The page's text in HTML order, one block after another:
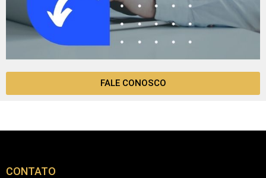
FALE CONOSCO
CONTATO